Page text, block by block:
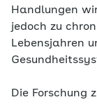
Handlungen
jedoch zu
Lebensjahren
Die Forschung